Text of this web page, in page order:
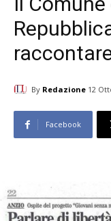
By Redazione 12
Facebook